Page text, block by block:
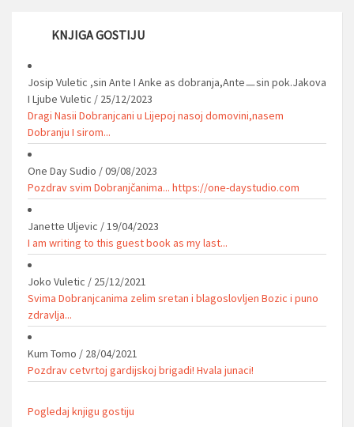
KNJIGA GOSTIJU
Josip Vuletic ,sin Ante I Anke as dobranja,Anteㅡsin pok.Jakova
I Ljube Vuletic / 25/12/2023
Dragi Nasii Dobranjcani u Lijepoj nasoj domovini,nasem
Dobranju I sirom...
One Day Sudio /09/08/2023
Pozdrav svim Dobranjčanima... https://one-daystudio.com
Janette Uljevic /19/04/2023
I am writing to this guest book as my last...
Joko Vuletic / 25/12/2021
Svima Dobranjcanima zelim sretan i blagoslovljen Bozic i puno
zdravlja...
Kum Tomo / 28/04/2021
Pozdrav cetvrtoj gardijskoj brigadi! Hvala junaci!
Pogledaj knjigu gostiju